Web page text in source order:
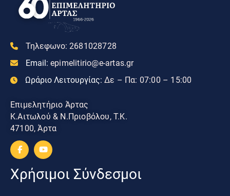
Τηλεφωνο: 2681028728
Email: epimelitirio@e-artas.gr
Ωράριο Λειτουργίας: Δε – Πα: 07:00 – 15:00
Επιμελητήριο Άρτας
Κ.Αιτωλού & Ν.Πριοβόλου, Τ.Κ.
47100, Άρτα
Χρήσιμοι Σύνδεσμοι